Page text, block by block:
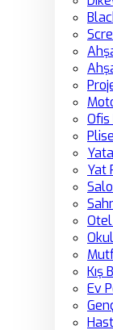
Ofis
Yat
Kış
Ev